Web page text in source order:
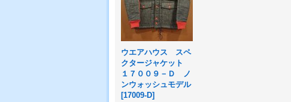
ウエアハウス スペ
クタージャケット
１７００９－Ｄ ノ
ンウォッシュモデル
[17009-D]